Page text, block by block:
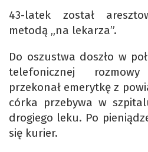
43-latek został
metodą „na lekarza”.
Do oszustwa doszło w
telefonicznej
przekonał emerytkę z
córka przebywa w
drogiego leku. Po
się kurier.